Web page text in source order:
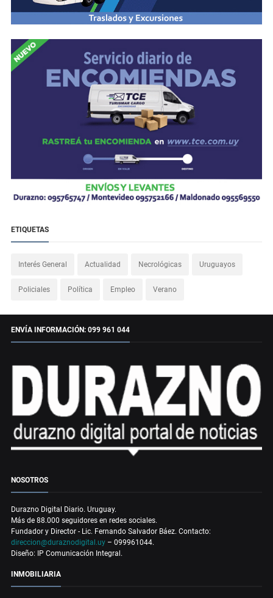
ETIQUETAS
Interés General Actualidad Necrológicas Uruguayos
Policiales Política Empleo Verano
ENVÍA INFORMACIÓN: 099 961 044
NOSOTROS
Durazno Digital Diario. Uruguay.
Más de 88.000 seguidores en redes sociales.
Fundador y Director - Lic. Fernando Salvador Báez. Contacto:
direccion@duraznodigital.uy – 099961044.
Diseño: IP Comunicación Integral.
INMOBILIARIA